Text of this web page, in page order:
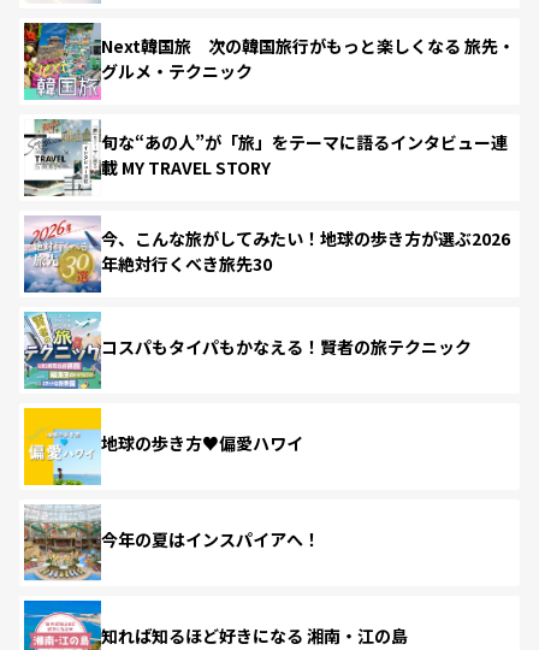
Next韓国旅 次の韓国旅行がもっと楽しくなる 旅先・
グルメ・テクニック
旬な“あの人”が「旅」をテーマに語るインタビュー連
載 MY TRAVEL STORY
今、こんな旅がしてみたい！地球の歩き方が選ぶ2026
年絶対行くべき旅先30
コスパもタイパもかなえる！賢者の旅テクニック
地球の歩き方♥偏愛ハワイ
今年の夏はインスパイアへ！
知れば知るほど好きになる 湘南・江の島